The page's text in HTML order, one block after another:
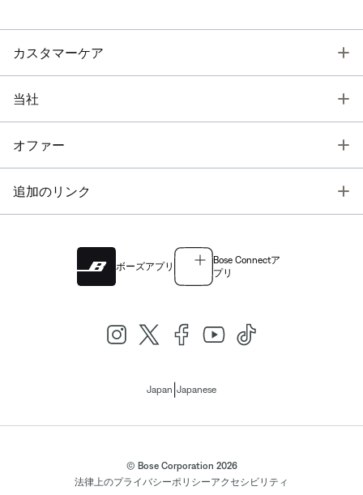
カスタマーケア
当社
オファー
追加のリンク
ボーズアプリ
Bose Connectア
プリ
Japan Japanese
© Bose Corporation 2026
法律上のプライバシーポリシーアクセシビリティ